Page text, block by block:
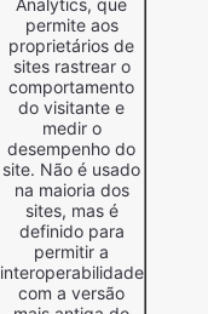
Analytics, que
permite aos
proprietários de
sites rastrear o
comportamento
do visitante e
medir o
desempenho do
site. Não é usado
na maioria dos
sites, mas é
definido para
permitir a
interoperabilidade
com a versão